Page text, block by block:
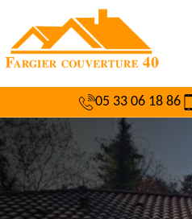
05 33 06 18 86